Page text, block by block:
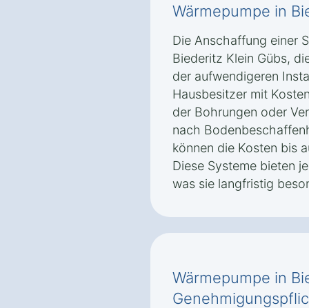
Wärmepumpe in
Die Anschaffung einer
Biederitz Klein Gübs,
der aufwendigeren
Hausbesitzer mit
der Bohrungen oder
nach
können die Kosten bis
Diese Systeme bieten
was sie langfristig
Wärmepumpe in